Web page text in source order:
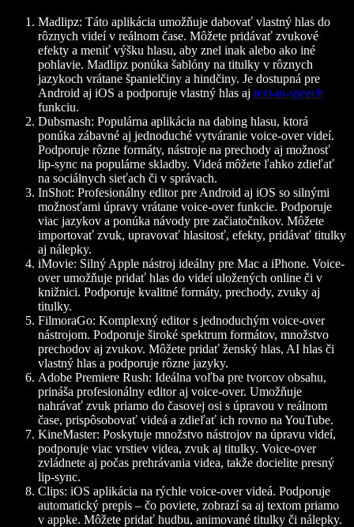
Madlipz: Táto aplikácia umožňuje dabovať vlastný hlas do
rôznych videí v reálnom čase. Môžete pridávať zvukové
efekty a meniť výšku hlasu, aby znel inak alebo ako iné
pohlavie. Madlipz ponúka šablóny na titulky v rôznych
jazykoch vrátane španielčiny a hindčiny. Je dostupná pre
Android aj iOS a podporuje vlastný hlas aj text-to-speech
funkciu.
Dubsmash: Populárna aplikácia na dabing hlasu, ktorá
ponúka zábavné aj jednoduché vytváranie voice-over videí.
Podporuje rôzne formáty, nástroje na prechody aj možnosť
lip-sync na populárne skladby. Videá môžete ľahko zdieľať
na sociálnych sieťach či v správach.
InShot: Profesionálny editor pre Android aj iOS so silnými
možnosťami úpravy vrátane voice-over funkcie. Podporuje
viac jazykov a ponúka návody pre začiatočníkov. Môžete
importovať zvuk, upravovať hlasitosť, efekty, pridávať titulky
aj nálepky.
iMovie: Silný Apple nástroj ideálny pre Mac a iPhone. Voice-
over umožňuje pridať hlas do videí uložených online či v
knižnici. Podporuje kvalitné formáty, prechody, zvuky aj
titulky.
FilmoraGo: Komplexný editor s jednoduchým voice-over
nástrojom. Podporuje široké spektrum formátov, množstvo
prechodov aj zvukov. Môžete pridať ženský hlas, AI hlas či
vlastný hlas a podporuje rôzne jazyky.
Adobe Premiere Rush: Ideálna voľba pre tvorcov obsahu,
prináša profesionálny editor aj voice-over. Umožňuje
nahrávať zvuk priamo do časovej osi s úpravou v reálnom
čase, prispôsobovať videá a zdieľať ich rovno na YouTube.
KineMaster: Poskytuje množstvo nástrojov na úpravu videí,
podporuje viac vrstiev videa, zvuk aj titulky. Voice-over
zvládnete aj počas prehrávania videa, takže docielite presný
lip-sync.
Clips: iOS aplikácia na rýchle voice-over videá. Podporuje
automatický prepis – čo poviete, zobrazí sa aj textom priamo
v appke. Môžete pridať hudbu, animované titulky či nálepky.